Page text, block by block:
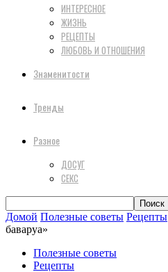
ИНТЕРЕСНОЕ
ЖИЗНЬ
РЕЦЕПТЫ
ЛЮБОВЬ И ОТНОШЕНИЯ
Знаменитости
Тренды
Разное
ДОСУГ
СЕКС
Домой Полезные советы Рецепты
баваруа»
Полезные советы
Рецепты